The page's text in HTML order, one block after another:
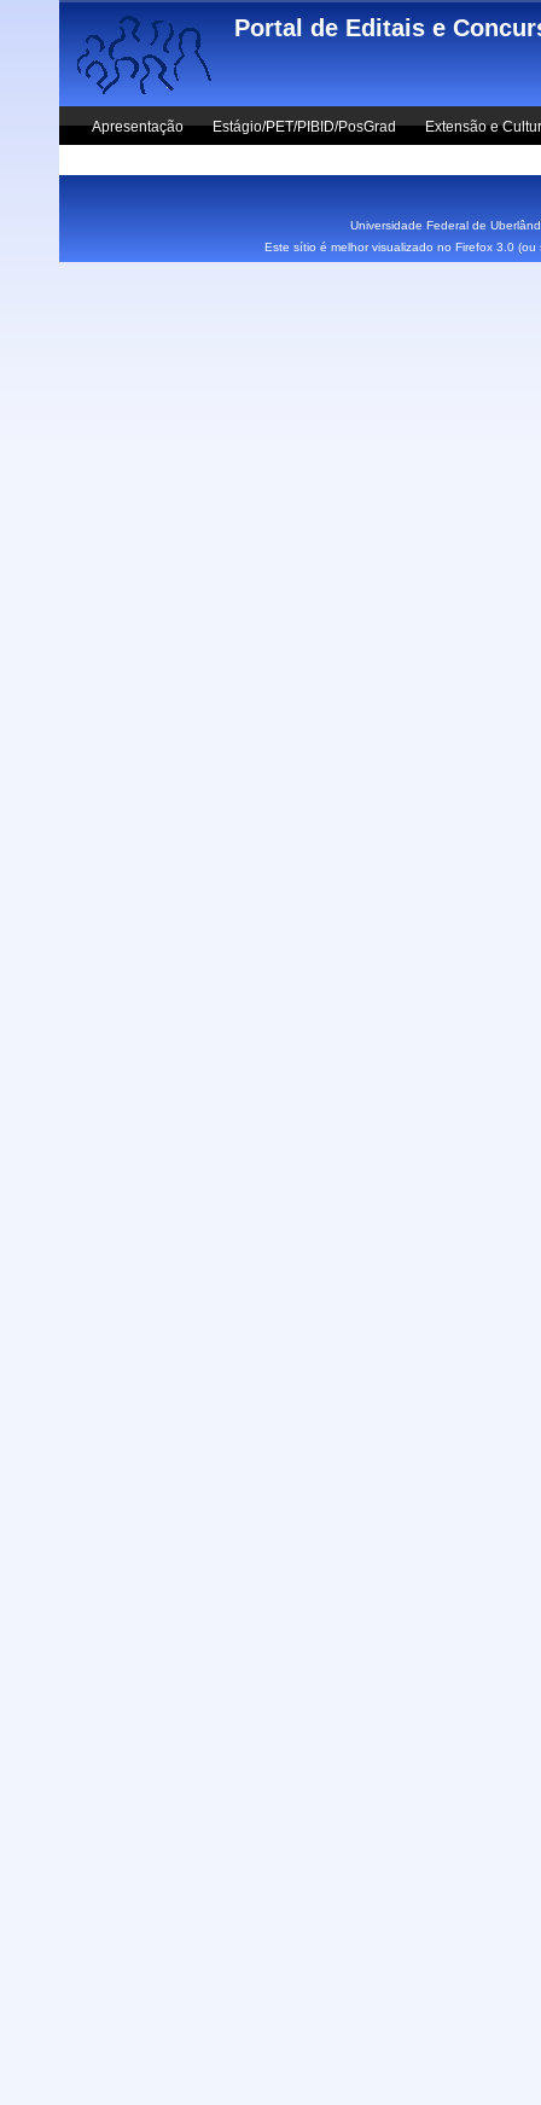
Skip to main content
Portal de Editais e
Apresentação Estágio/PET/PIBID/PosGrad Extensão e
Universidade Federal de
Este sítio é melhor visualizado no Firefox 3.0